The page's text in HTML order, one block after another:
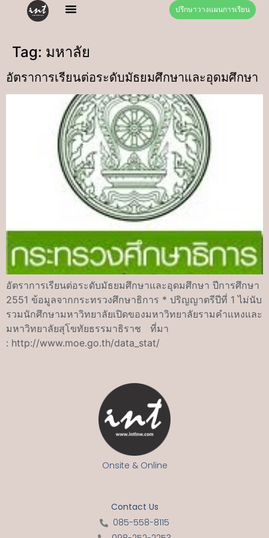
ปรึกษาวางแผนการเรียน
Tag: มหาลัย
อัตราการเรียนต่อระดับมัธยมศึกษาและอุดมศึกษา
อัตราการเรียนต่อระดับมัธยมศึกษาและอุดมศึกษา ปีการศึกษา
2551 ข้อมูลจากกระทรวงศึกษาธิการ * ปริญญาตรีปีที่ 1 ไม่นับ
รวมนักศึกษามหาวิทยาลัยเปิดของมหาวิทยาลัยรามคำแหงและ
มหาวิทยาลัยสุโขทัยธรรมาธิราช ที่มา
: http://www.moe.go.th/data_stat/
Onsite & Online
Contact Us
085-558-8115